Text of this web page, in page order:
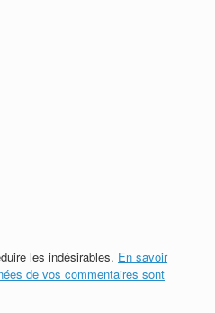
les indésirables. En savoir
de vos commentaires sont